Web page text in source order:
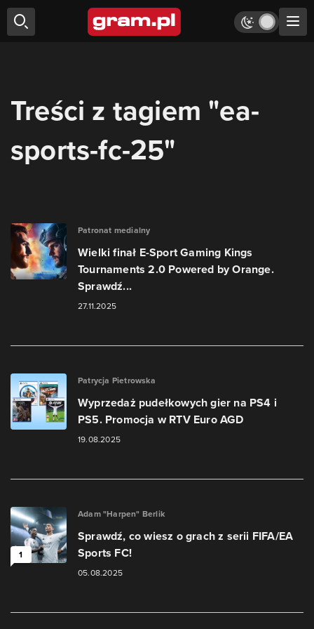
Treści z tagiem "ea-
sports-fc-25"
Patronat medialny
Wielki finał E-Sport Gaming Kings
Tournaments 2.0 Powered by Orange.
Sprawdź...
27.11.2025
Patrycja Pietrowska
Wyprzedaż pudełkowych gier na PS4 i
PS5. Promocja w RTV Euro AGD
19.08.2025
1
Adam "Harpen" Berlik
Sprawdź, co wiesz o grach z serii FIFA/EA
Sports FC!
05.08.2025